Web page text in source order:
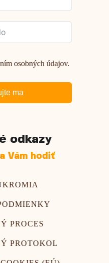
osobných údajov.
ma
odkazy
Vám hodiť
PROCES
PROTOKOL